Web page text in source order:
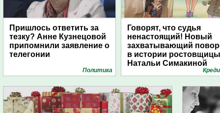
Пришлось ответить за
тезку? Анне Кузнецовой
припомнили заявление о
телегонии
Политика
Говорят, что судья
ненастоящий! Новый
захватывающий
в истории ростовщицы
Натальи Симакиной